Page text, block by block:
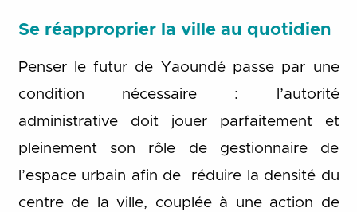
Se réapproprier la ville au quotidien
Penser le futur de Yaoundé passe par une
condition nécessaire : l’autorité
administrative doit jouer parfaitement et
pleinement son rôle de gestionnaire de
l’espace urbain afin de réduire la densité du
centre de la ville, couplée à une action de